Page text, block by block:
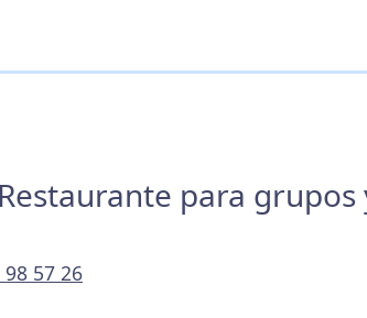
para grupos
57 26